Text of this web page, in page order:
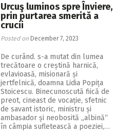
Urcuş luminos spre Înviere,
prin purtarea smerită a
crucii
Posted on December 7, 2023
De curând. s-a mutat din lumea
trecătoare o creștină harnică,
evlavioasă, misionară și
jertfelnică, doamna Lidia Popița
Stoicescu. Binecunoscută fiică de
preot, cineast de vocație, sfetnic
de savant istoric, ministru și
ambasador și neobosită „albină“
în câmpia sufletească a poeziei,…